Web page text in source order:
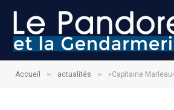
Accueil » actualités » «Capitaine